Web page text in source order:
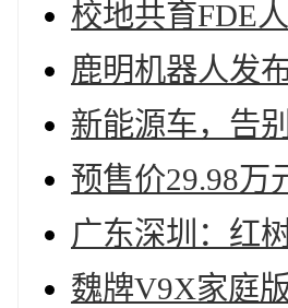
校地共育FDE
鹿明机器人发
新能源车，告
预售价29.98万
广东深圳：红
魏牌V9X家庭